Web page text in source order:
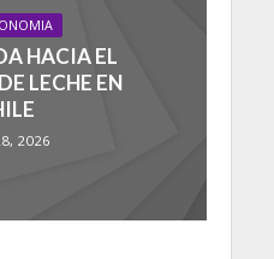
HACIA EL
LECHE EN
2026